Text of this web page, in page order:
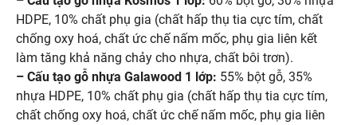
HDPE, 10% chất phụ gia (chất hấp thụ tia cực tím, chất
chống oxy hoá, chất ức chế nấm mốc, phụ gia liên kết
làm tăng khả năng chảy cho nhựa, chất bôi trơn).
– Cấu tạo gỗ nhựa Galawood 1 lớp: 55% bột gỗ, 35%
nhựa HDPE, 10% chất phụ gia (chất hấp thụ tia cực tím,
chất chống oxy hoá, chất ức chế nấm mốc, phụ gia liên